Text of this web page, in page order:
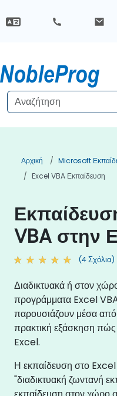
Αρχική Microsoft
Excel VBA Εκπαίδευση
VBA στην
(4 Σχόλια)
Διαδικτυακά ή στον
προγράμματα Excel
παρουσιάζουν μέσα από
πρακτική εξάσκηση πώς
Excel.
Η εκπαίδευση στο Excel
"διαδικτυακή ζωντανή